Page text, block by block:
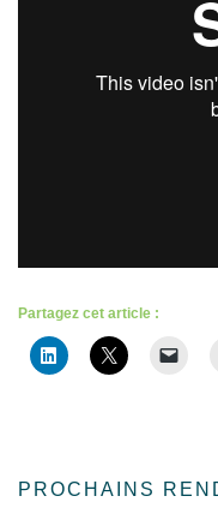
Partagez cet article :
PROCHAINS